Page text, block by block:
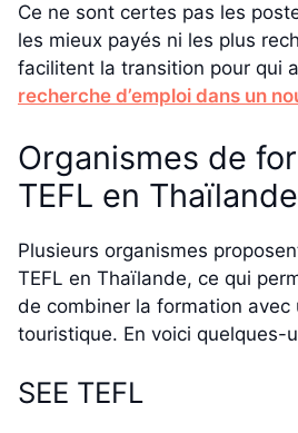
Ce ne sont certes pas les
les mieux payés ni les plus
facilitent la transition pour qui
recherche d’emploi dans un
Organismes de
TEFL en Thaïlande
Plusieurs organismes
TEFL en Thaïlande, ce qui
de combiner la formation avec
touristique. En voici quelques-
SEE TEFL